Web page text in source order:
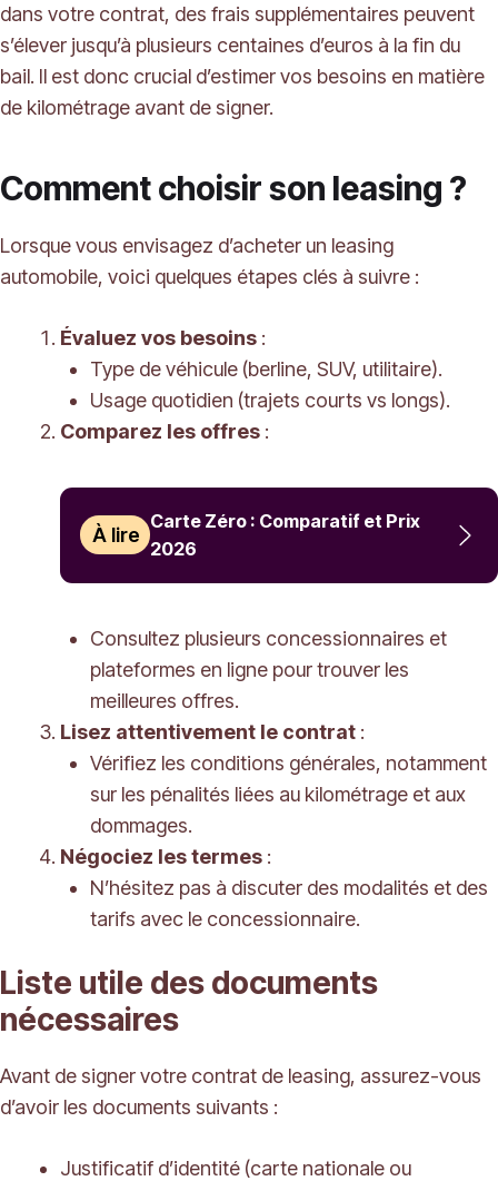
dans votre contrat, des frais supplémentaires peuvent
s’élever jusqu’à plusieurs centaines d’euros à la fin du
bail. Il est donc crucial d’estimer vos besoins en matière
de kilométrage avant de signer.
Comment choisir son leasing ?
Lorsque vous envisagez d’acheter un leasing
automobile, voici quelques étapes clés à suivre :
Évaluez vos besoins :
Type de véhicule (berline, SUV, utilitaire).
Usage quotidien (trajets courts vs longs).
Comparez les offres :
À lire
Carte Zéro : Comparatif et Prix
2026
Consultez plusieurs concessionnaires et
plateformes en ligne pour trouver les
meilleures offres.
Lisez attentivement le contrat :
Vérifiez les conditions générales, notamment
sur les pénalités liées au kilométrage et aux
dommages.
Négociez les termes :
N’hésitez pas à discuter des modalités et des
tarifs avec le concessionnaire.
Liste utile des documents
nécessaires
Avant de signer votre contrat de leasing, assurez-vous
d’avoir les documents suivants :
Justificatif d’identité (carte nationale ou